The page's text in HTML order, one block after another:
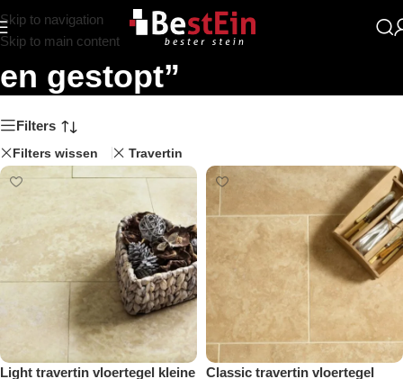
Skip to navigation
Skip to main content
Zoekresultaten: “Gezoet
en gestopt”
Filters
Filters wissen Travertin
Light travertin vloertegel kleine
Classic travertin vloertegel